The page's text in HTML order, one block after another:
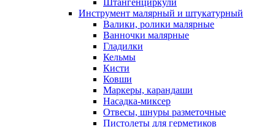
Штангенциркули
Инструмент малярный и штукатурный
Валики, ролики малярные
Ванночки малярные
Гладилки
Кельмы
Кисти
Ковши
Маркеры, карандаши
Насадка-миксер
Отвесы, шнуры разметочные
Пистолеты для герметиков